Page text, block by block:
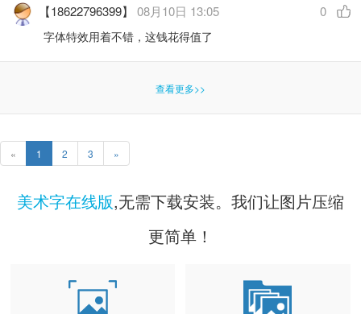
【18622796399】08月10日 13:05 0
字体特效用着不错，这钱花得值了
查看更多>>
« 1 2 3 »
美术字在线版,无需下载安装。我们让图片压缩
更简单！